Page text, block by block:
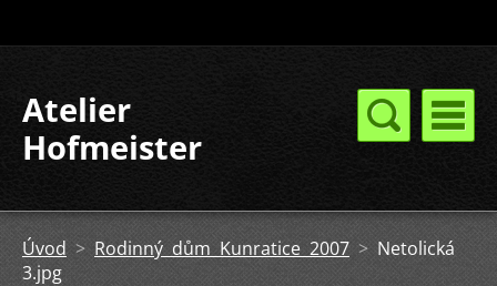
Atelier
Hofmeister
Úvod > Rodinný dům Kunratice 2007 > Netolická
3.jpg